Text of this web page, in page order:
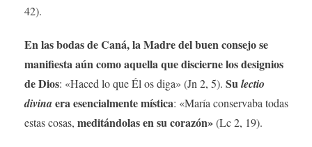
42).
En las bodas de Caná, la Madre del buen consejo se
manifiesta aún como aquella que discierne los designios
de Dios: «Haced lo que Él os diga» (Jn 2, 5). Sulectio
divinaera esencialmente mística: «María conservaba todas
estas cosas, meditándolas en su corazón»(Lc 2, 19).